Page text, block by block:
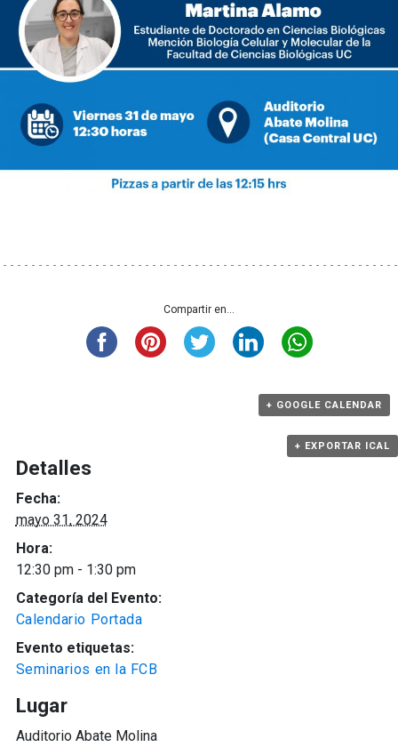
Compartir en...
+ GOOGLE CALENDAR
+ EXPORTAR ICAL
Detalles
Fecha:
mayo 31, 2024
Hora:
12:30 pm - 1:30 pm
Categoría del Evento:
Calendario Portada
Evento etiquetas:
Seminarios en la FCB
Lugar
Auditorio Abate Molina